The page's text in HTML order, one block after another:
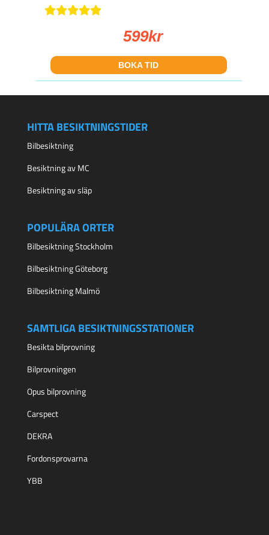
599kr
BOKA TID
HITTA BESIKTNINGSTIDER
Bilbesiktning
Besiktning av MC
Besiktning av släp
POPULÄRA ORTER
Bilbesiktning Stockholm
Bilbesiktning Göteborg
Bilbesiktning Malmö
SAMTLIGA BESIKTNINGSSTATIONER
Besikta bilprovning
Bilprovningen
Opus bilprovning
Carspect
DEKRA
Fordonsprovarna
YBB